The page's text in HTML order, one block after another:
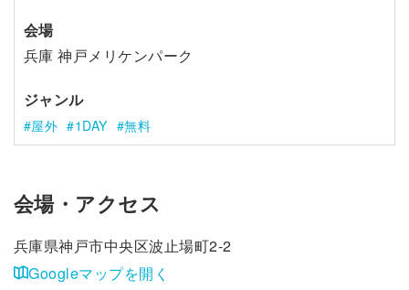
会場
兵庫 神戸メリケンパーク
ジャンル
屋外 1DAY 無料
会場・アクセス
兵庫県神戸市中央区波止場町2-2
Googleマップを開く